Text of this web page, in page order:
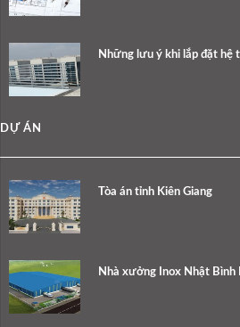
Những lưu ý khi lắp đặt hệ
DỰ ÁN
Tòa án tỉnh Kiên Giang
Nhà xưởng Inox Nhật Bình